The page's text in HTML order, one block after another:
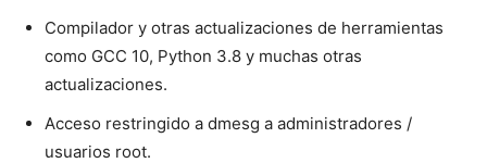
Compilador y otras actualizaciones de herramientas
como GCC 10, Python 3.8 y muchas otras
actualizaciones.
Acceso restringido a dmesg a administradores /
usuarios root.